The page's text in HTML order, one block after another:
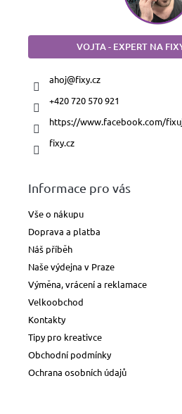
VOJTA - EXPERT NA
ahoj@fixy.cz
+420 720 570 921
https://www.facebook.com/
fixy.cz
Informace pro vás
Vše o nákupu
Doprava a platba
Náš příběh
Naše výdejna v Praze
Výměna, vrácení a reklamace
Velkoobchod
Kontakty
Tipy pro kreativce
Obchodní podmínky
Ochrana osobních údajů